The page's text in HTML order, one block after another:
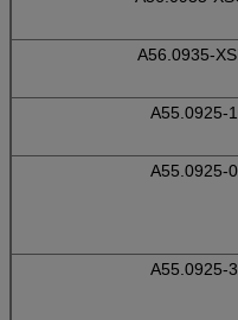
A56.0935-
A55.0925-
A55.0925-
A55.0925-